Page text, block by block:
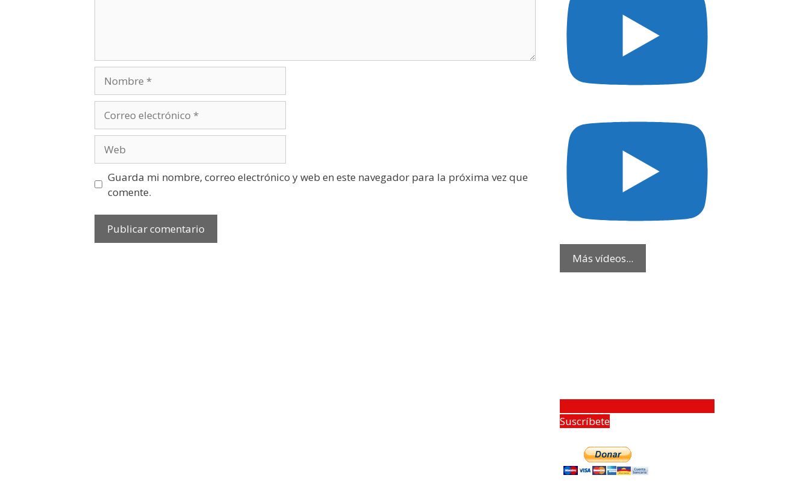
Guarda mi nombre, correo electrónico y web en este navegador para la próxima vez que
comente.
Más vídeos...
Suscríbete